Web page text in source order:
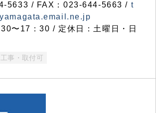
5633 / FAX：023-644-5663 / t
〜17：30 / 定休日：土曜日・日
工事・取付可